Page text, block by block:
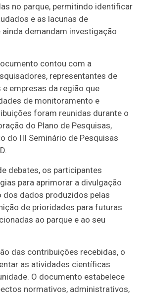
no parque, permitindo identificar
e as lacunas de
demandam investigação
contou com a
representantes de
empresas da região que
de monitoramento e
foram reunidas durante o
do Plano de Pesquisas,
do III Seminário de Pesquisas
debates, os participantes
para aprimorar a divulgação
dos dados produzidos pelas
de prioridades para futuras
ao parque e ao seu
das contribuições recebidas, o
as atividades científicas
O documento estabelece
normativos, administrativos,